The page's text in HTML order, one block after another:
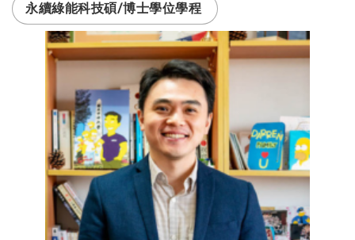
永續綠能科技碩/博士學位學程